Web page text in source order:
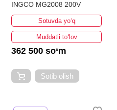
INGCO MG2008 200V
Sotuvda yo‘q
Muddatli to‘lov
362 500 so‘m
Sotib olish